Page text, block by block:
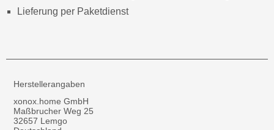
Lieferung per Paketdienst
Herstellerangaben
xonox.home GmbH
Maßbrucher Weg 25
32657 Lemgo